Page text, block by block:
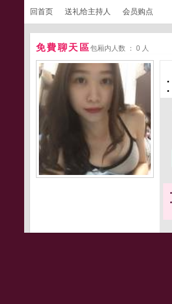
回首页 送礼给主持人 会员购点
免費聊天區包厢内人数 ： 0 人